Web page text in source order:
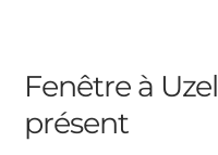
Fenêtre à Uzel
présent